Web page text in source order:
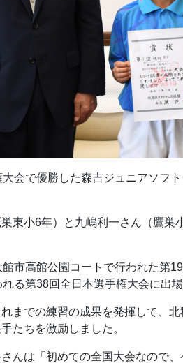
会で優勝した森吉ジュニアソフ
東小6年）と九嶋利一さん（鷹
市高館公園コートで行われた第
る第38回全日本選手権大会に出場
までの練習の成果を発揮して、
たちを激励しました。
んは「初めての全国大会なので